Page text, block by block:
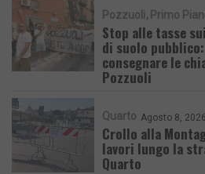
Pozzuoli Primo
Stop alle tasse
di suolo
consegnare le
Pozzuoli
Quarto Agosto 8, 2026
Crollo alla
lavori lungo la
Quarto